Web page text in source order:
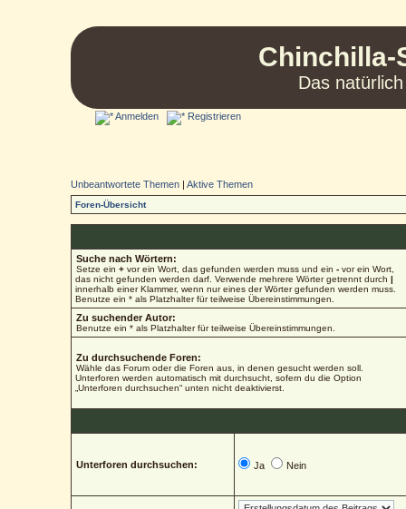
Chinchilla-
Das
Anmelden Registrieren
Unbeantwortete Themen |Aktive Themen
Foren-Übersicht
Suche nach Wörtern:
Setze ein+ vor ein Wort, das gefunden werden muss und ein- vor ein Wort,
das nicht gefunden werden darf. Verwende mehrere Wörter getrennt durch|
innerhalb einer Klammer, wenn nur eines der Wörter gefunden werden muss.
Benutze ein * als Platzhalter für teilweise Übereinstimmungen.
Zu suchender Autor:
Benutze ein * als Platzhalter für teilweise Übereinstimmungen.
Zu durchsuchende Foren:
Wähle das Forum oder die Foren aus, in denen gesucht werden soll.
Unterforen werden automatisch mit durchsucht, sofern du die Option
„Unterforen durchsuchen“ unten nicht deaktivierst.
Unterforen durchsuchen: Ja Nein